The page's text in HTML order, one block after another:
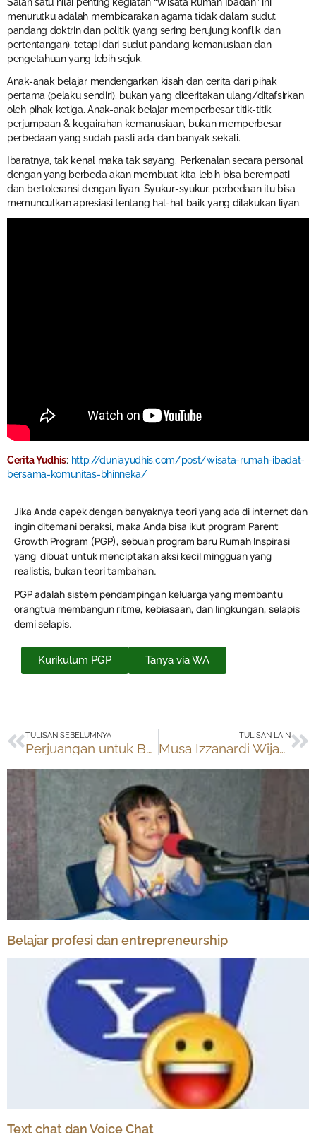
Salah satu nilai penting kegiatan “Wisata Rumah Ibadah” ini
menurutku adalah membicarakan agama tidak dalam sudut
pandang doktrin dan politik (yang sering berujung konflik dan
pertentangan), tetapi dari sudut pandang kemanusiaan dan
pengetahuan yang lebih sejuk.
Anak-anak belajar mendengarkan kisah dan cerita dari pihak
pertama (pelaku sendiri), bukan yang diceritakan ulang/ditafsirkan
oleh pihak ketiga. Anak-anak belajar memperbesar titik-titik
perjumpaan & kegairahan kemanusiaan, bukan memperbesar
perbedaan yang sudah pasti ada dan banyak sekali.
Ibaratnya, tak kenal maka tak sayang. Perkenalan secara personal
dengan yang berbeda akan membuat kita lebih bisa berempati
dan bertoleransi dengan liyan. Syukur-syukur, perbedaan itu bisa
memunculkan apresiasi tentang hal-hal baik yang dilakukan liyan.
Cerita Yudhis: http://duniayudhis.com/post/wisata-rumah-ibadat-
bersama-komunitas-bhinneka/
Jika Anda capek dengan banyaknya teori yang ada di internet dan
ingin ditemani beraksi, maka Anda bisa ikut program Parent
Growth Program (PGP), sebuah program baru Rumah Inspirasi
yang dibuat untuk menciptakan aksi kecil mingguan yang
realistis, bukan teori tambahan.
PGP adalah sistem pendampingan keluarga yang membantu
orangtua membangun ritme, kebiasaan, dan lingkungan, selapis
demi selapis.
Kurikulum PGP Tanya via WA
Prev
TULISAN SEBELUMNYA
Perjuangan untuk Belajar Matematika
TULISAN LAIN
Musa Izzanardi Wijanarko lolos ujian masuk ITB dan UI
Belajar profesi dan entrepreneurship
Text chat dan Voice Chat